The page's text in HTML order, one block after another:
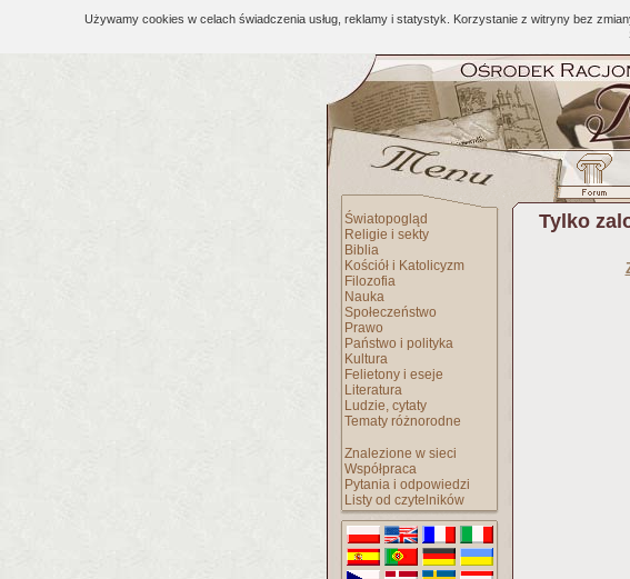
Używamy cookies w celach świadczenia usług, reklamy i statystyk. Korzystanie z witryny bez
Światopogląd
Religie i sekty
Biblia
Kościół i Katolicyzm
Filozofia
Nauka
Społeczeństwo
Prawo
Państwo i polityka
Kultura
Felietony i eseje
Literatura
Ludzie, cytaty
Tematy różnorodne
Znalezione w sieci
Współpraca
Pytania i odpowiedzi
Listy od czytelników
Tylko